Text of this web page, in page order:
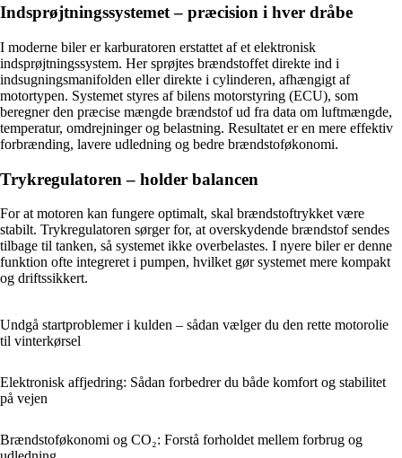
Indsprøjtningssystemet – præcision i hver dråbe
I moderne biler er karburatoren erstattet af et elektronisk
indsprøjtningssystem. Her sprøjtes brændstoffet direkte ind i
indsugningsmanifolden eller direkte i cylinderen, afhængigt af
motortypen. Systemet styres af bilens motorstyring (ECU), som
beregner den præcise mængde brændstof ud fra data om luftmængde,
temperatur, omdrejninger og belastning. Resultatet er en mere effektiv
forbrænding, lavere udledning og bedre brændstoføkonomi.
Trykregulatoren – holder balancen
For at motoren kan fungere optimalt, skal brændstoftrykket være
stabilt. Trykregulatoren sørger for, at overskydende brændstof sendes
tilbage til tanken, så systemet ikke overbelastes. I nyere biler er denne
funktion ofte integreret i pumpen, hvilket gør systemet mere kompakt
og driftssikkert.
Undgå startproblemer i kulden – sådan vælger du den rette motorolie
til vinterkørsel
Elektronisk affjedring: Sådan forbedrer du både komfort og stabilitet
på vejen
Brændstoføkonomi og CO₂: Forstå forholdet mellem forbrug og